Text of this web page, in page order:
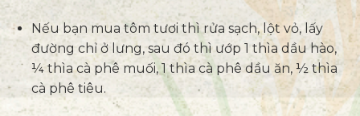
Nếu bạn mua tôm tươi thì rửa sạch, lột vỏ, lấy
đường chỉ ở lưng, sau đó thì ướp 1 thìa dầu hào,
¼ thìa cà phê muối, 1 thìa cà phê dầu ăn, ½ thìa
cà phê tiêu.